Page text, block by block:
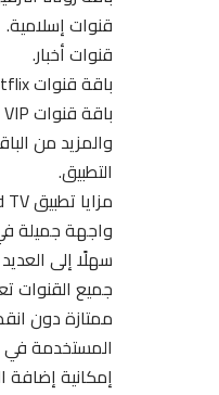
قنوات إسلامية.
قنوات أخبار.
باقة قنوات Netflix الترفيهية.
باقة قنوات Shahid Net VIP.
والمزيد من
التطبيق.
مزايا تطبيق Walid TV ومشغل Walid Player:
واجهة جميلة
سهلًا إلى
جميع القنوات
ممتازة دون
المستخدمة في
إمكانية إضافة